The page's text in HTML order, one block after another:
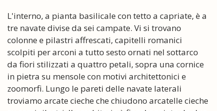
L'interno, a pianta basilicale con tetto a capriate, è a
tre navate divise da sei campate. Vi si trovano
colonne e pilastri affrescati, capitelli romanici
scolpiti per arconi a tutto sesto ornati nel sottarco
da fiori stilizzati a quattro petali, sopra una cornice
in pietra su mensole con motivi architettonici e
zoomorfi. Lungo le pareti delle navate laterali
troviamo arcate cieche che chiudono arcatelle cieche